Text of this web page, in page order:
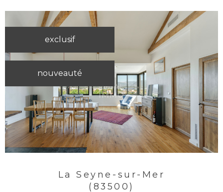
exclusif
nouveauté
La Seyne-sur-Mer
(83500)